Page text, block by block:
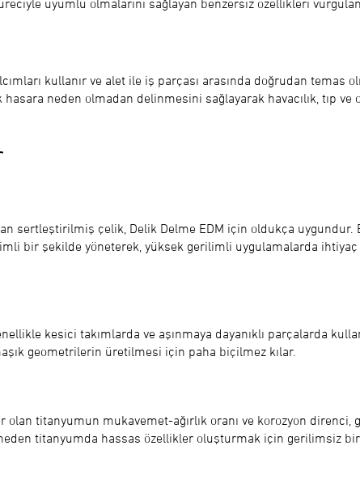
uyumlu olmalarını sağlayan benzersiz özellikleri
kullanır ve alet ile iş parçası arasında doğrudan temas
neden olmadan delinmesini sağlayarak havacılık, tıp
sertleştirilmiş çelik, Delik Delme EDM için oldukça
bir şekilde yöneterek, yüksek gerilimli uygulamalarda
kesici takımlarda ve aşınmaya dayanıklı parçalarda
geometrilerin üretilmesi için paha biçilmez kılar.
titanyumun mukavemet-ağırlık oranı ve korozyon direnci,
titanyumda hassas özellikler oluşturmak için gerilimsiz